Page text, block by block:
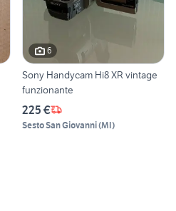
6
Sony Handycam Hi8 XR vintage
funzionante
225 €
Sesto San Giovanni(MI)